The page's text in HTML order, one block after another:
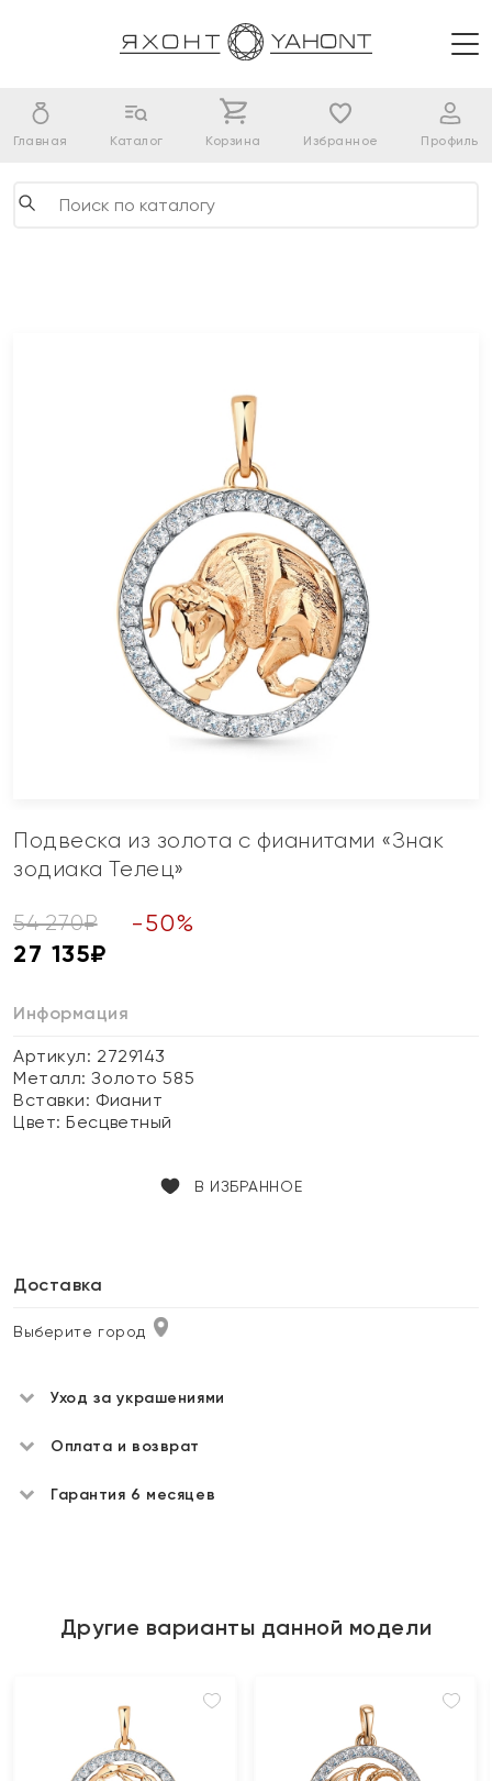
Главная Каталог Корзина Избранное Профиль
Подвеска из золота с фианитами «Знак
зодиака Телец»
54 270₽ -50%
27 135₽
Информация
Артикул: 2729143
Металл:Золото 585
Вставки: Фианит
Цвет:Бесцветный
В ИЗБРАННОЕ
Доставка
Выберите город
Уход за украшениями
Оплата и возврат
Гарантия 6 месяцев
Другие варианты данной модели